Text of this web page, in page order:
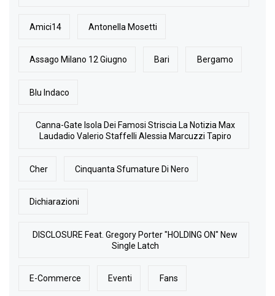
Amici14 Antonella Mosetti
Assago Milano 12 Giugno Bari Bergamo
Blu Indaco
Canna-Gate Isola Dei Famosi Striscia La Notizia Max
Laudadio Valerio Staffelli Alessia Marcuzzi Tapiro
Cher Cinquanta Sfumature Di Nero
Dichiarazioni
DISCLOSURE Feat. Gregory Porter "HOLDING ON" New
Single Latch
E-Commerce Eventi Fans